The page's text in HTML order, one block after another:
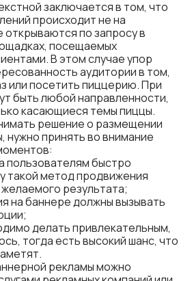
заключается в том, что
происходит не на
открываются по запросу в
посещаемых
В этом случае упор
аудитории в том,
или посетить пиццерию. При
быть любой направленности,
касающиеся темы пиццы.
решение о размещении
нужно принять во внимание
пользователям быстро
такой метод продвижения
результата;
на баннере должны вызывать
делать привлекательным,
тогда есть высокий шанс, что
рекламы можно